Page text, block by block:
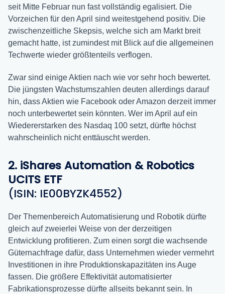
seit Mitte Februar nun fast vollständig egalisiert. Die
Vorzeichen für den April sind weitestgehend positiv. Die
zwischenzeitliche Skepsis, welche sich am Markt breit
gemacht hatte, ist zumindest mit Blick auf die allgemeinen
Techwerte wieder größtenteils verflogen.
Zwar sind einige Aktien nach wie vor sehr hoch bewertet.
Die jüngsten Wachstumszahlen deuten allerdings darauf
hin, dass Aktien wie Facebook oder Amazon derzeit immer
noch unterbewertet sein könnten. Wer im April auf ein
Wiedererstarken des Nasdaq 100 setzt, dürfte höchst
wahrscheinlich nicht enttäuscht werden.
2. iShares Automation & Robotics
UCITS ETF
(ISIN: IE00BYZK4552)
Der Themenbereich Automatisierung und Robotik dürfte
gleich auf zweierlei Weise von der derzeitigen
Entwicklung profitieren. Zum einen sorgt die wachsende
Güternachfrage dafür, dass Unternehmen wieder vermehrt
Investitionen in ihre Produktionskapazitäten ins Auge
fassen. Die größere Effektivität automatisierter
Fabrikationsprozesse dürfte allseits bekannt sein. In